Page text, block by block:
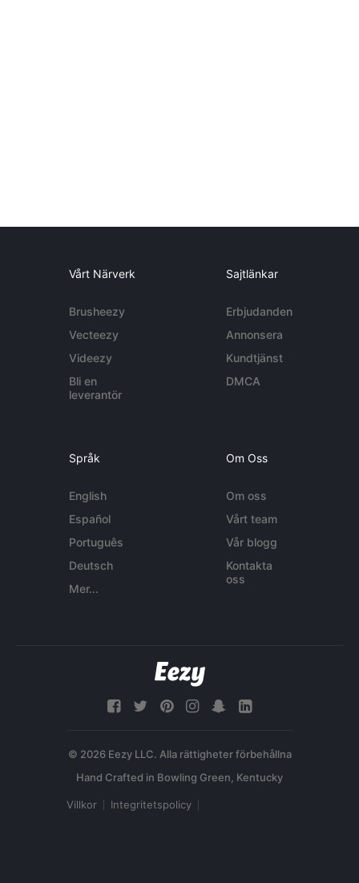
Vårt Närverk
Brusheezy
Vecteezy
Videezy
Bli en
leverantör
Sajtlänkar
Erbjudanden
Annonsera
Kundtjänst
DMCA
Språk
English
Español
Português
Deutsch
Mer...
Om Oss
Om oss
Vårt team
Vår blogg
Kontakta
oss
© 2026 Eezy LLC. Alla rättigheter förbehållna
Villkor Integritetspolicy